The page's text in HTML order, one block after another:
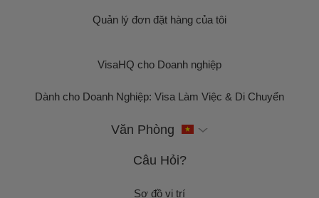
Quản lý đơn đặt hàng của tôi
VisaHQ cho Doanh nghiệp
Dành cho Doanh Nghiệp: Visa Làm Việc & Di Chuyển
Văn Phòng
Câu Hỏi?
Sơ đồ vị trí